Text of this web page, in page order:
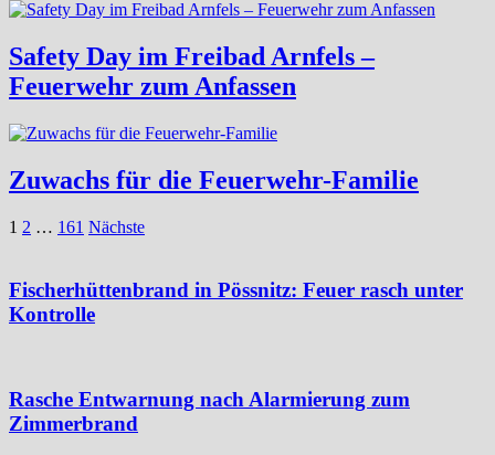
Safety Day im Freibad Arnfels –
Feuerwehr zum Anfassen
Zuwachs für die Feuerwehr-Familie
Seitennummerierung
Beiträge
1 2 … 161 Nächste
Fischerhüttenbrand in Pössnitz: Feuer rasch unter
Kontrolle
Rasche Entwarnung nach Alarmierung zum
Zimmerbrand